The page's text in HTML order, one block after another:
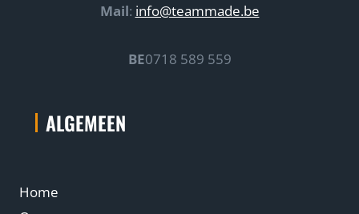
Mail: info@teammade.be
BE0718 589 559
ALGEMEEN
Home